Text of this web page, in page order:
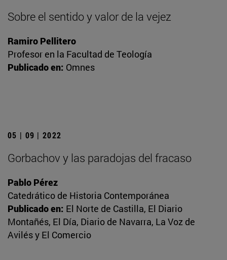
Sobre el sentido y valor de la vejez
Ramiro Pellitero
Profesor en la Facultad de Teología
Publicado en: Omnes
05 | 09 | 2022
Gorbachov y las paradojas del fracaso
Pablo Pérez
Catedrático de Historia Contemporánea
Publicado en: El Norte de Castilla, El Diario
Montañés, El Día, Diario de Navarra, La Voz de
Avilés y El Comercio